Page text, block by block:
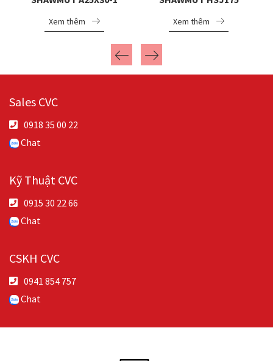
Xem thêm Xem thêm
Sales CVC
0918 35 00 22
Chat
Kỹ Thuật CVC
0915 30 22 66
Chat
CSKH CVC
0941 854 757
Chat